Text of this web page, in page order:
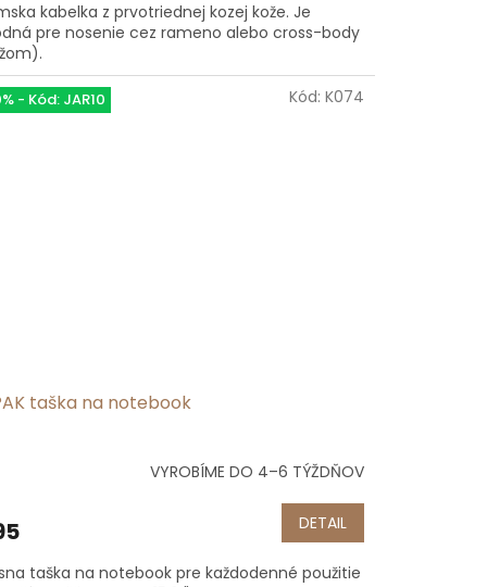
kabelka z prvotriednej kozej kože. Je
pre nosenie cez rameno alebo cross-body
- Kód: JAR10
taška na notebook
VYROBÍME DO 4–6 TÝŽDŇOV
DETAIL
taška na notebook pre každodenné použitie
Kód: K074